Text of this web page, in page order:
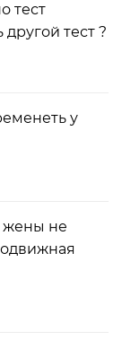
тест
другой тест ?
у
жены не